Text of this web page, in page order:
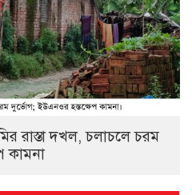
রাস্তা দখল, চলাচলে চরম
কামনা